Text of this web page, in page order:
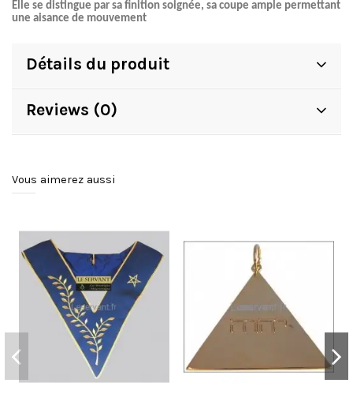
Elle se distingue par sa finition soignée, sa coupe ample permettant
une aisance de mouvement
Détails du produit
Reviews (0)
Vous aimerez aussi